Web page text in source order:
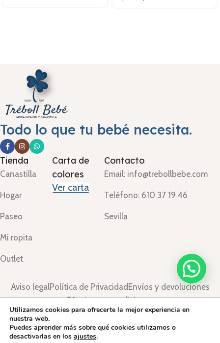
Todo lo que tu bebé necesita.
Tienda
Canastilla
Hogar
Paseo
Mi ropita
Outlet
Carta de
colores
Ver carta
Contacto
Email: info@trebollbebe.com
Teléfono: 610 37 19 46
Sevilla
Aviso legalPolítica de Privacidad Envíos y devoluciones
Términos y condiciones
©Treboll Bebé ™2024.
Utilizamos cookies para ofrecerte la mejor experiencia en
nuestra web.
Puedes aprender más sobre qué cookies utilizamos o
desactivarlas en los ajustes.